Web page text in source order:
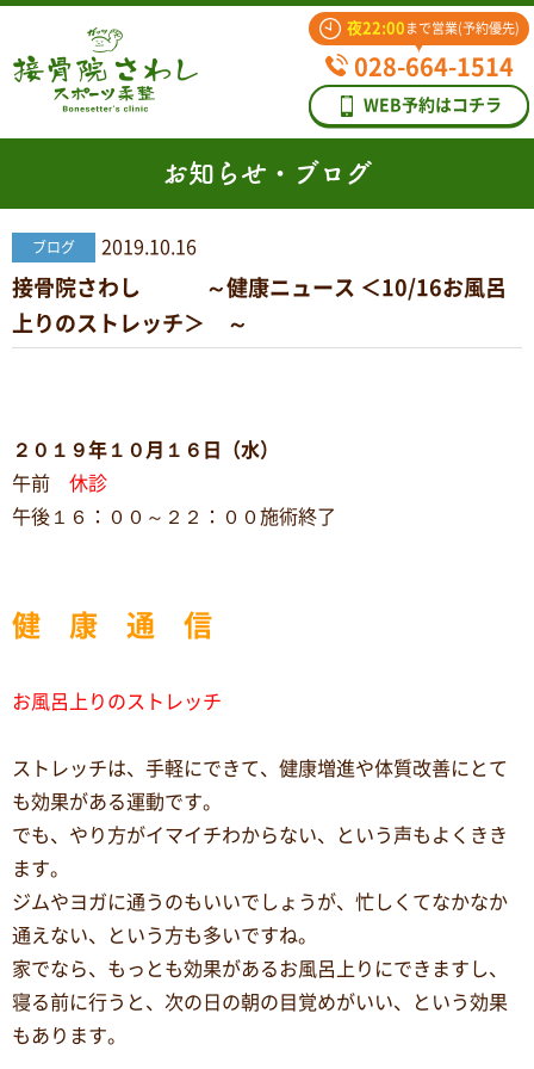
夜22:00 まで営業(予約優先)
028-664-1514
WEB予約はコチラ
お知らせ・ブログ
ブログ 2019.10.16
接骨院さわし ～健康ニュース ＜10/16お風呂
上りのストレッチ＞ ～
２０１９年１０月１６日（水）
午前 休診
午後１６：００～２２：００施術終了
健 康 通 信
お風呂上りのストレッチ
ストレッチは、手軽にできて、健康増進や体質改善にとて
も効果がある運動です。
でも、やり方がイマイチわからない、という声もよくきき
ます。
ジムやヨガに通うのもいいでしょうが、忙しくてなかなか
通えない、という方も多いですね。
家でなら、もっとも効果があるお風呂上りにできますし、
寝る前に行うと、次の日の朝の目覚めがいい、という効果
もあります。